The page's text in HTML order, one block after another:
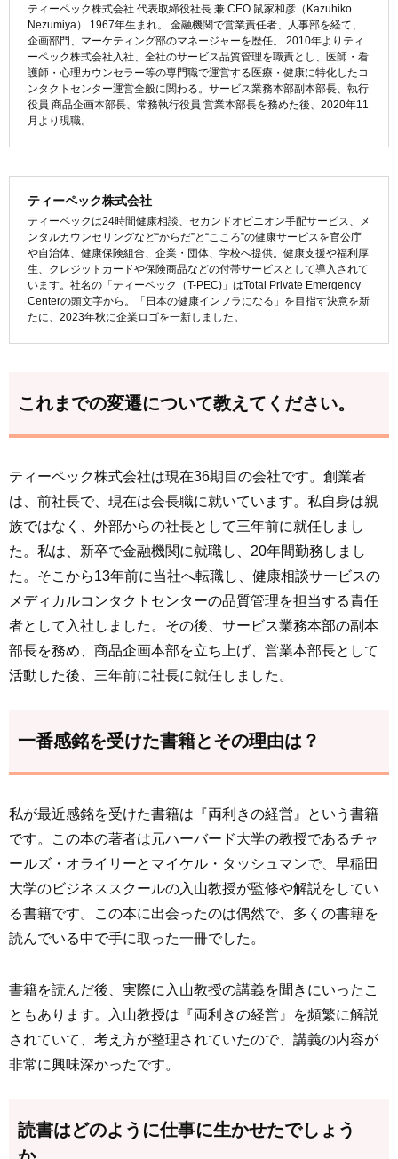
ティーペック株式会社 代表取締役社長 兼 CEO 鼠家和彦（Kazuhiko
Nezumiya） 1967年生まれ。 金融機関で営業責任者、人事部を経て、
企画部門、マーケティング部のマネージャーを歴任。 2010年よりティ
ーペック株式会社入社、全社のサービス品質管理を職責とし、医師・看
護師・心理カウンセラー等の専門職で運営する医療・健康に特化したコ
ンタクトセンター運営全般に関わる。サービス業務本部副本部長、執行
役員 商品企画本部長、常務執行役員 営業本部長を務めた後、2020年11
月より現職。
ティーペック株式会社
ティーペックは24時間健康相談、セカンドオピニオン手配サービス、メ
ンタルカウンセリングなど“からだ”と“こころ”の健康サービスを官公庁
や自治体、健康保険組合、企業・団体、学校へ提供。健康支援や福利厚
生、クレジットカードや保険商品などの付帯サービスとして導入されて
います。社名の「ティーペック（T-PEC)」はTotal Private Emergency
Centerの頭文字から。「日本の健康インフラになる」を目指す決意を新
たに、2023年秋に企業ロゴを一新しました。
これまでの変遷について教えてください。
ティーペック株式会社は現在36期目の会社です。創業者
は、前社長で、現在は会長職に就いています。私自身は親
族ではなく、外部からの社長として三年前に就任しまし
た。私は、新卒で金融機関に就職し、20年間勤務しまし
た。そこから13年前に当社へ転職し、健康相談サービスの
メディカルコンタクトセンターの品質管理を担当する責任
者として入社しました。その後、サービス業務本部の副本
部長を務め、商品企画本部を立ち上げ、営業本部長として
活動した後、三年前に社長に就任しました。
一番感銘を受けた書籍とその理由は？
私が最近感銘を受けた書籍は『両利きの経営』という書籍
です。この本の著者は元ハーバード大学の教授であるチャ
ールズ・オライリーとマイケル・タッシュマンで、早稲田
大学のビジネススクールの入山教授が監修や解説をしてい
る書籍です。この本に出会ったのは偶然で、多くの書籍を
読んでいる中で手に取った一冊でした。
書籍を読んだ後、実際に入山教授の講義を聞きにいったこ
ともあります。入山教授は『両利きの経営』を頻繁に解説
されていて、考え方が整理されていたので、講義の内容が
非常に興味深かったです。
読書はどのように仕事に生かせたでしょう